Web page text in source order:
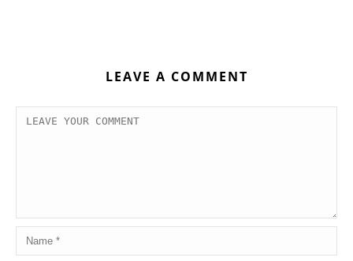
LEAVE A COMMENT